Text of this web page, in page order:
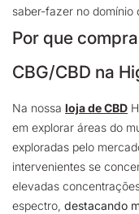
saber-fazer no domínio
Por que
CBG/CBD na
Na nossa loja de CBD
em explorar áreas do
exploradas pelo
intervenientes se
elevadas
espectro, destacando